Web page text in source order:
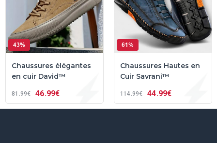
43%
Chaussures élégantes
en cuir David™
81 99€ 46 99€
61%
Chaussures Hautes en
Cuir Savrani™
114 99€ 44 99€